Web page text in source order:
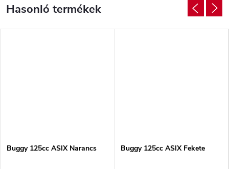
Buggy 125cc ASIX Narancs Buggy 125cc ASIX Fekete